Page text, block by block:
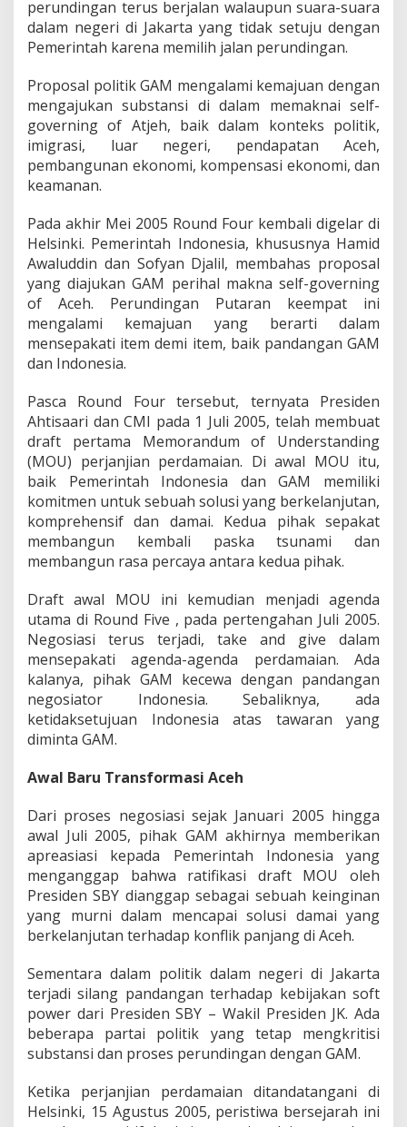
perundingan terus berjalan walaupun suara-suara
dalam negeri di Jakarta yang tidak setuju dengan
Pemerintah karena memilih jalan perundingan.
Proposal politik GAM mengalami kemajuan dengan
mengajukan substansi di dalam memaknai self-
governing of Atjeh, baik dalam konteks politik,
imigrasi, luar negeri, pendapatan Aceh,
pembangunan ekonomi, kompensasi ekonomi, dan
keamanan.
Pada akhir Mei 2005 Round Four kembali digelar di
Helsinki. Pemerintah Indonesia, khususnya Hamid
Awaluddin dan Sofyan Djalil, membahas proposal
yang diajukan GAM perihal makna self-governing
of Aceh. Perundingan Putaran keempat ini
mengalami kemajuan yang berarti dalam
mensepakati item demi item, baik pandangan GAM
dan Indonesia.
Pasca Round Four tersebut, ternyata Presiden
Ahtisaari dan CMI pada 1 Juli 2005, telah membuat
draft pertama Memorandum of Understanding
(MOU) perjanjian perdamaian. Di awal MOU itu,
baik Pemerintah Indonesia dan GAM memiliki
komitmen untuk sebuah solusi yang berkelanjutan,
komprehensif dan damai. Kedua pihak sepakat
membangun kembali paska tsunami dan
membangun rasa percaya antara kedua pihak.
Draft awal MOU ini kemudian menjadi agenda
utama di Round Five , pada pertengahan Juli 2005.
Negosiasi terus terjadi, take and give dalam
mensepakati agenda-agenda perdamaian. Ada
kalanya, pihak GAM kecewa dengan pandangan
negosiator Indonesia. Sebaliknya, ada
ketidaksetujuan Indonesia atas tawaran yang
diminta GAM.
Awal Baru Transformasi Aceh
Dari proses negosiasi sejak Januari 2005 hingga
awal Juli 2005, pihak GAM akhirnya memberikan
apreasiasi kepada Pemerintah Indonesia yang
menganggap bahwa ratifikasi draft MOU oleh
Presiden SBY dianggap sebagai sebuah keinginan
yang murni dalam mencapai solusi damai yang
berkelanjutan terhadap konflik panjang di Aceh.
Sementara dalam politik dalam negeri di Jakarta
terjadi silang pandangan terhadap kebijakan soft
power dari Presiden SBY – Wakil Presiden JK. Ada
beberapa partai politik yang tetap mengkritisi
substansi dan proses perundingan dengan GAM.
Ketika perjanjian perdamaian ditandatangani di
Helsinki, 15 Agustus 2005, peristiwa bersejarah ini